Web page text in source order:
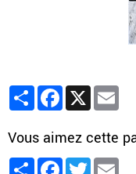
PartagerFacebook
X
Vous aimez cette
PartagerFacebook
Twitter